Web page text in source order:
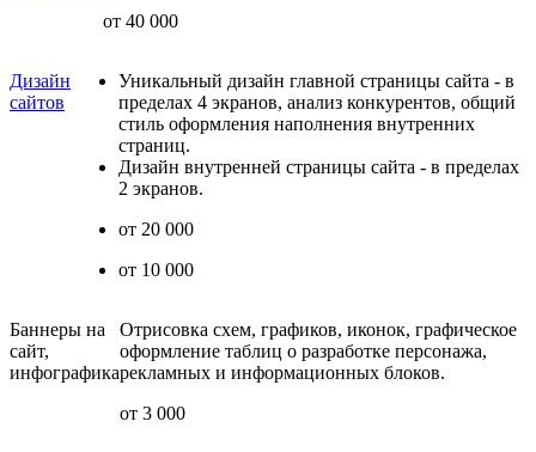
от 40 000
Дизайн
сайтов
Уникальный дизайн главной страницы сайта - в
пределах 4 экранов, анализ конкурентов, общий
стиль оформления наполнения внутренних
страниц.
Дизайн внутренней страницы сайта - в пределах
2 экранов.
от 20 000
от 10 000
Баннеры на
сайт,
инфографика
Отрисовка схем, графиков, иконок, графическое
оформление таблиц о разработке персонажа,
рекламных и информационных блоков.
от 3 000